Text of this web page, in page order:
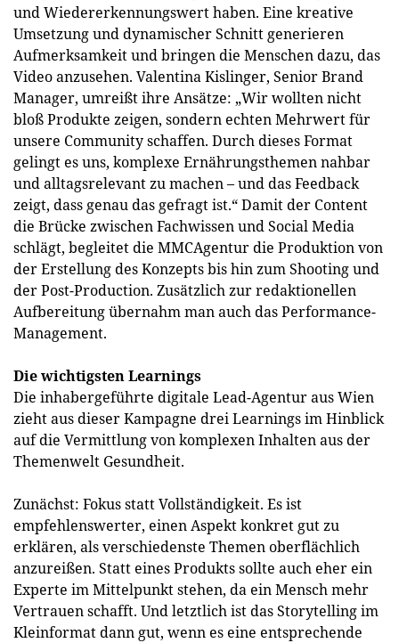
und Wiedererkennungswert haben. Eine kreative
Umsetzung und dynamischer Schnitt generieren
Aufmerksamkeit und bringen die Menschen dazu, das
Video anzusehen. Valentina Kislinger, Senior Brand
Manager, umreißt ihre Ansätze: „Wir wollten nicht
bloß Produkte zeigen, sondern echten Mehrwert für
unsere Community schaffen. Durch dieses Format
gelingt es uns, komplexe Ernährungsthemen nahbar
und alltagsrelevant zu machen – und das Feedback
zeigt, dass genau das gefragt ist.“ Damit der Content
die Brücke zwischen Fachwissen und Social Media
schlägt, begleitet die MMCAgentur die Produktion von
der Erstellung des Konzepts bis hin zum Shooting und
der Post-Production. Zusätzlich zur redaktionellen
Aufbereitung übernahm man auch das Performance-
Management.
Die wichtigsten Learnings
Die inhabergeführte digitale Lead-Agentur aus Wien
zieht aus dieser Kampagne drei Learnings im Hinblick
auf die Vermittlung von komplexen Inhalten aus der
Themenwelt Gesundheit.
Zunächst: Fokus statt Vollständigkeit. Es ist
empfehlenswerter, einen Aspekt konkret gut zu
erklären, als verschiedenste Themen oberflächlich
anzureißen. Statt eines Produkts sollte auch eher ein
Experte im Mittelpunkt stehen, da ein Mensch mehr
Vertrauen schafft. Und letztlich ist das Storytelling im
Kleinformat dann gut, wenn es eine entsprechende